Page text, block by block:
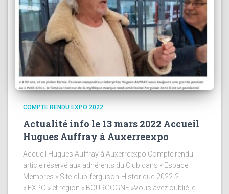
COMPTE RENDU EXPO 2022
Actualité info le 13 mars 2022 Accueil
Hugues Auffray à Auxerreexpo
Accueil Hugues Auffray à Auxerreexpo Compte rendu
article réservé aux adhérents du Club dans « Espace
Membres » Site-club-ferguson-Historique-2022-2 ,
« EXPO » et région « BOURGOGNE »Vous avez oublié le